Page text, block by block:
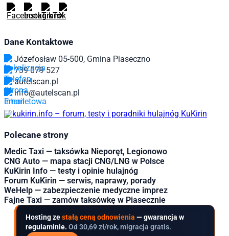
Dane Kontaktowe
Józefosław 05-500, Gmina Piaseczno
739 079 527
autelscan.pl
info@autelscan.pl
Polecane strony
Medic Taxi — taksówka Nieporęt, Legionowo
CNG Auto — mapa stacji CNG/LNG w Polsce
KuKirin Info — testy i opinie hulajnóg
Forum KuKirin — serwis, naprawy, porady
WeHelp — zabezpieczenie medyczne imprez
Fajne Taxi — zamów taksówkę w Piasecznie
Hosting zestałą ceną odnowienia — gwarancja w
regulaminie. Od 30,69 zł/rok, migracja gratis.